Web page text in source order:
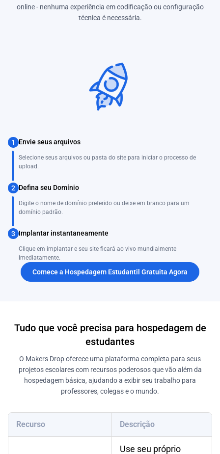
online - nenhuma experiência em codificação ou configuração
técnica é necessária.
1 Envie seus arquivos
Selecione seus arquivos ou pasta do site para iniciar o processo de
upload.
2 Defina seu Domínio
Digite o nome de domínio preferido ou deixe em branco para um
domínio padrão.
3 Implantar instantaneamente
Clique em implantar e seu site ficará ao vivo mundialmente
imediatamente.
Comece a Hospedagem Estudantil Gratuita Agora
Tudo que você precisa para hospedagem de
estudantes
O Makers Drop oferece uma plataforma completa para seus
projetos escolares com recursos poderosos que vão além da
hospedagem básica, ajudando a exibir seu trabalho para
professores, colegas e o mundo.
Recurso Descrição
Use seu próprio